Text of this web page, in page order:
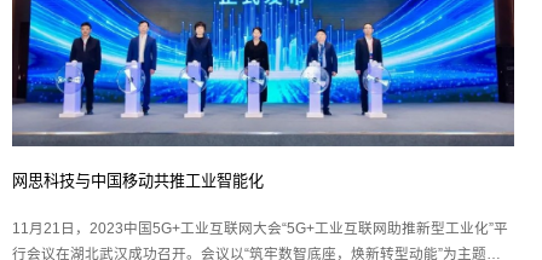
网思科技与中国移动共推工业智能化
11月21日，2023中国5G+工业互联网大会“5G+工业互联网助推新型工业化”平
行会议在湖北武汉成功召开。会议以“筑牢数智底座，焕新转型动能”为主题，